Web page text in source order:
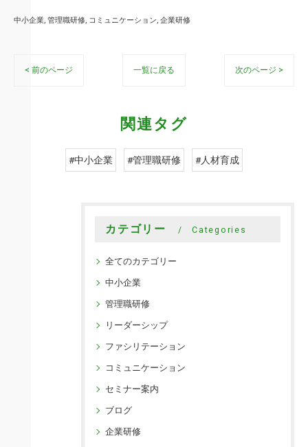
中小企業 管理職研修 コミュニケーション 企業研修
< 前のページ 一覧に戻る 次のページ >
関連タグ
#中小企業 #管理職研修 #人材育成
カテゴリー Categories
全てのカテゴリー
中小企業
管理職研修
リーダーシップ
ファシリテーション
コミュニケーション
セミナー案内
ブログ
企業研修